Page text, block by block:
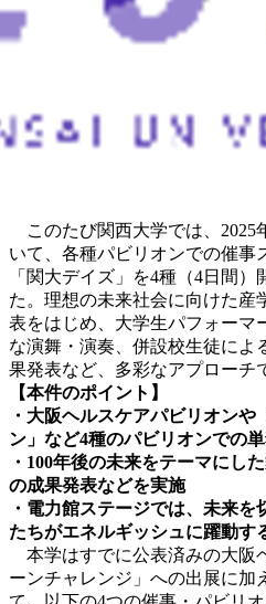
このたび関西大学では、2025
いて、各種パビリオンでの催事
「関大デイズ」を4種（4日間
た。理想の未来社会に向けた産
表をはじめ、大学生パフォーマ
な演舞・演奏、併設校生徒によ
果発表など、多彩なアプローチ
【本件のポイント】
・大阪ヘルスケアパビリオン
ン」など4種のパビリオンでの
・100年後の未来をテーマにし
の成果発表などを実施
・電力館ステージでは、未来を
たちがエネルギッシュに躍動す
本学はすでに公表済みの大阪
ーンチャレンジ」への出展に加